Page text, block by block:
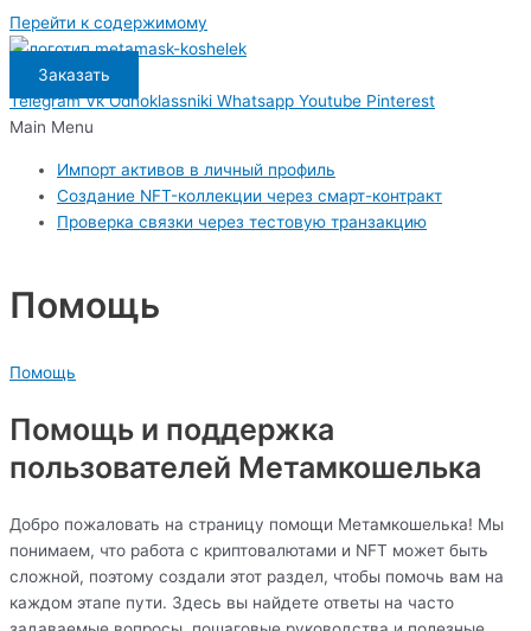
Перейти к содержимому
Заказать
Telegram Vk Odnoklassniki Whatsapp Youtube Pinterest
Main Menu
Импорт активов в личный профиль
Создание NFT-коллекции через смарт-контракт
Проверка связки через тестовую транзакцию
Помощь
Помощь
Помощь и поддержка
пользователей Метамкошелька
Добро пожаловать на страницу помощи Метамкошелька! Мы
понимаем, что работа с криптовалютами и NFT может быть
сложной, поэтому создали этот раздел, чтобы помочь вам на
каждом этапе пути. Здесь вы найдете ответы на часто